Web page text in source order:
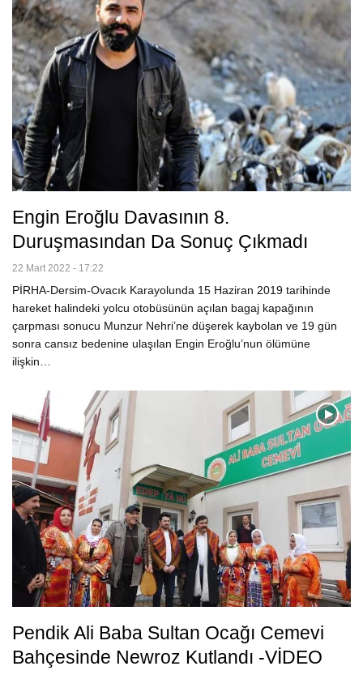
Engin Eroğlu Davasının 8.
Duruşmasından Da Sonuç Çıkmadı
22 Mart 2022 - 17:22
PİRHA-Dersim-Ovacık Karayolunda 15 Haziran 2019 tarihinde
hareket halindeki yolcu otobüsünün açılan bagaj kapağının
çarpması sonucu Munzur Nehri’ne düşerek kaybolan ve 19 gün
sonra cansız bedenine ulaşılan Engin Eroğlu’nun ölümüne
ilişkin…
Pendik Ali Baba Sultan Ocağı Cemevi
Bahçesinde Newroz Kutlandı -VİDEO